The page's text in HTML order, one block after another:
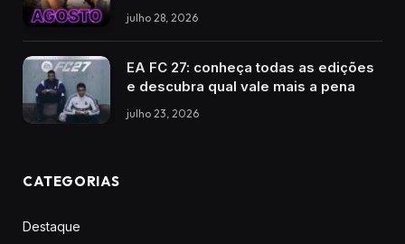
julho 28, 2026
EA FC 27: conheça todas as edições
e descubra qual vale mais a pena
julho 23, 2026
CATEGORIAS
Destaque